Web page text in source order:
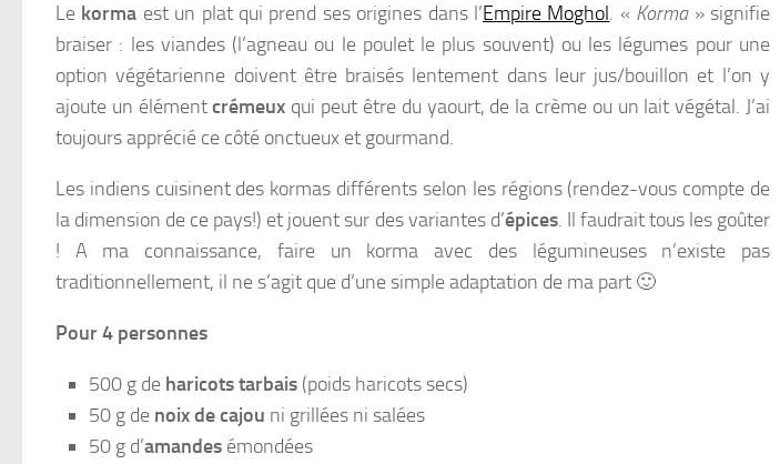
Le korma est un plat qui prend ses origines dans l’Empire Moghol. « Korma» signifie
braiser : les viandes (l’agneau ou le poulet le plus souvent) ou les légumes pour une
option végétarienne doivent être braisés lentement dans leur jus/bouillon et l’on y
ajoute un élémentcrémeux qui peut être du yaourt, de la crème ou un lait végétal. J’ai
toujours apprécié ce côté onctueux et gourmand.
Les indiens cuisinent des kormas différents selon les régions (rendez-vous compte de
la dimension de ce pays!) et jouent sur des variantes d’épices. Il faudrait tous les goûter
! A ma connaissance, faire un korma avec des légumineuses n’existe pas
traditionnellement, il ne s’agit que d’une simple adaptation de ma part 🙂
Pour 4 personnes
500 g de haricots tarbais (poids haricots secs)
50 g de noix de cajou ni grillées ni salées
50 g d’amandes émondées